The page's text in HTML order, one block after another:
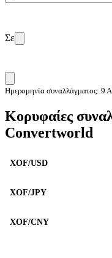
Σε
Ημερομηνία συναλλάγματος: 9
Κορυφαίες
Convertworld
XOF/USD
XOF/JPY
XOF/CNY